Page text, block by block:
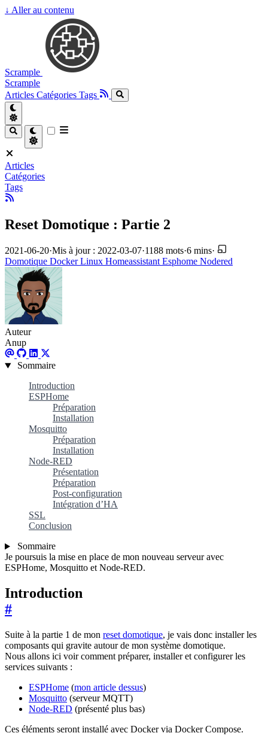
↓ Aller au contenu
Scrample
Scrample
Articles Catégories Tags
Articles
Catégories
Tags
Reset Domotique : Partie 2
2021-06-20·Mis à jour : 2022-03-07·1188 mots·6 mins·
Domotique DockerLinux HomeassistantEsphome Nodered
Auteur
Anup
Sommaire
Introduction
ESPHome
Préparation
Installation
Mosquitto
Préparation
Installation
Node-RED
Présentation
Préparation
Post-configuration
Intégration d’HA
SSL
Conclusion
Sommaire
Je poursuis la mise en place de mon nouveau serveur avec
ESPHome, Mosquitto et Node-RED.
Introduction
#
Suite à la partie 1 de mon reset domotique, je vais donc installer les
composants qui gravite autour de mon système domotique.
Nous allons ici voir comment préparer, installer et configurer les
services suivants :
ESPHome (mon article dessus)
Mosquitto (serveur MQTT)
Node-RED (présenté plus bas)
Ces éléments seront installé avec Docker via Docker Compose.